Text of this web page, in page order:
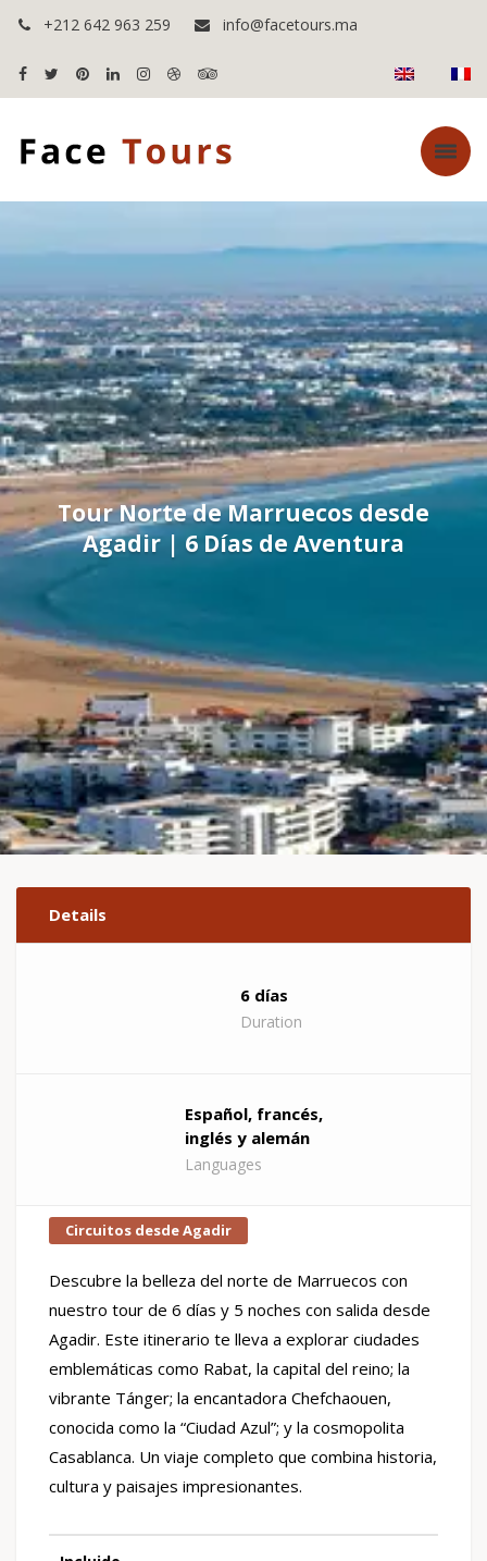
+212 642 963 259 info@facetours.ma
Tour Norte de Marruecos desde
Agadir | 6 Días de Aventura
Details
6 días
Duration
Español, francés,
inglés y alemán
Languages
Circuitos desde Agadir
Descubre la belleza del norte de Marruecos con
nuestro tour de 6 días y 5 noches con salida desde
Agadir. Este itinerario te lleva a explorar ciudades
emblemáticas como Rabat, la capital del reino; la
vibrante Tánger; la encantadora Chefchaouen,
conocida como la “Ciudad Azul”; y la cosmopolita
Casablanca. Un viaje completo que combina historia,
cultura y paisajes impresionantes.